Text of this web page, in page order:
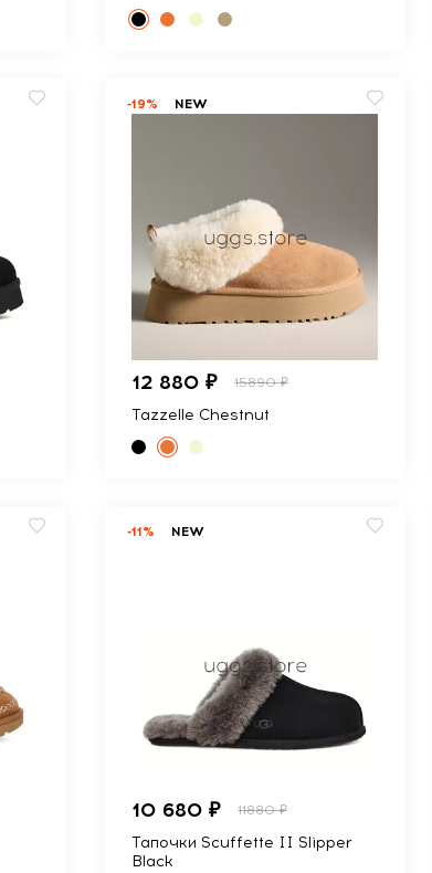
-19% NEW
12 880 ₽ 15890 ₽
Tazzelle Chestnut
-11% NEW
10 680 ₽ 11880 ₽
Тапочки Scuffette II Slipper
Black